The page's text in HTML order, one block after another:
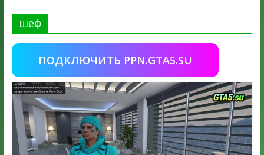
шеф
ПОДКЛЮЧИТЬ PPN.GTA5.SU